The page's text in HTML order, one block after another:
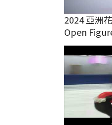
2024 亞洲
Open